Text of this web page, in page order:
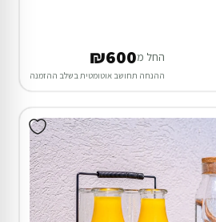
החל מ₪600
ההנחה תחושב אוטומטית בשלב ההזמנה